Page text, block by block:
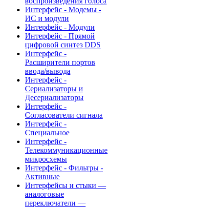
Интерфейс - Модемы -
ИС и модули
Интерфейс - Модули
Интерфейс - Прямой
цифровой синтез DDS
Интерфейс -
Расширители портов
ввода/вывода
Интерфейс -
Сериализаторы и
Десериализаторы
Интерфейс -
Согласователи сигнала
Интерфейс -
Специальное
Интерфейс -
Телекоммуникационные
микросхемы
Интерфейс - Фильтры -
Активные
Интерфейсы и стыки —
аналоговые
переключатели —